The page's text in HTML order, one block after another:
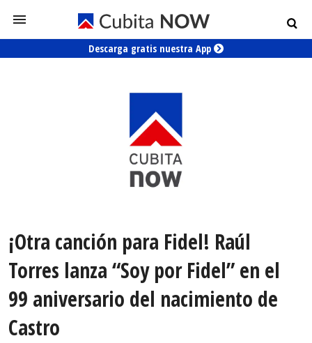
Descarga gratis nuestra App
¡Otra canción para Fidel! Raúl
Torres lanza “Soy por Fidel” en el
99 aniversario del nacimiento de
Castro